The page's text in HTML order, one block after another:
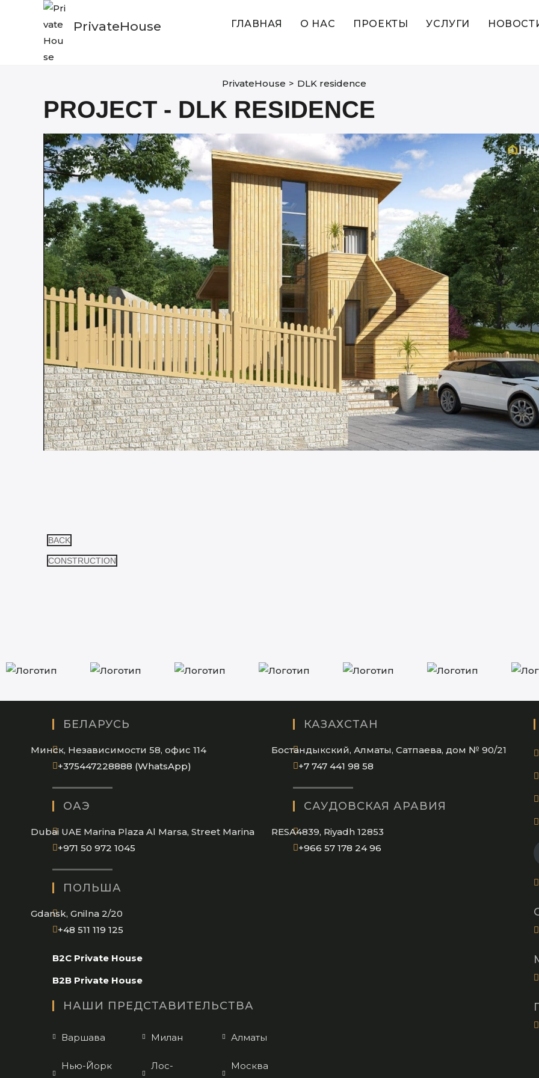
PrivateHouse ГЛАВНАЯ О НАС ПРОЕКТЫ УСЛУГИ
PrivateHouse > DLK residence
PROJECT - DLK RESIDENCE
BACK
CONSTRUCTION
БЕЛАРУСЬ
Минск, Независимости 58, офис 114
+375447228888 (WhatsApp)
ОАЭ
Dubai UAE Marina Plaza Al Marsa, Street Marina
+971 50 972 1045
ПОЛЬША
Gdansk, Gnilna 2/20
+48 511 119 125
your
B2C Private House
B2B Private House
НАШИ ПРЕДСТАВИТЕЛЬСТВА
Варшава Милан Алматы
Нью-Йорк
Лос-
Москва
КАЗАХСТАН
Бостандыкский, Алматы, Сатпаева, дом № 90/21
+7 747 441 98 58Opens
application
САУДОВСКАЯ АРАВИЯ
RESA4839, Riyadh 12853
+966 57 178 24 96Opens
a
a
a